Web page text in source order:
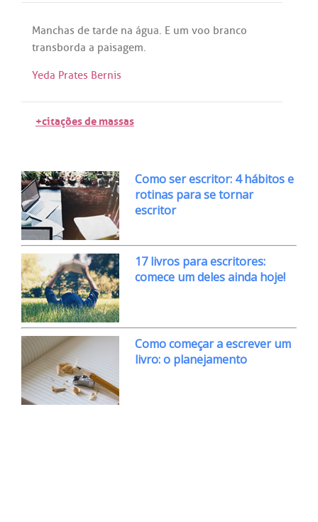
Manchas de tarde na água. E um voo branco
transborda a paisagem.
Yeda Prates Bernis
+citações de massas
Como ser escritor: 4 hábitos e
rotinas para se tornar
escritor
17 livros para escritores:
comece um deles ainda hoje!
Como começar a escrever um
livro: o planejamento